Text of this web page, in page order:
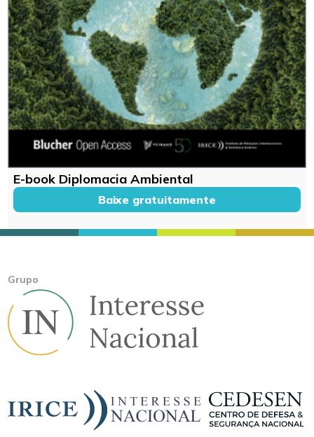
E-book Diplomacia Ambiental
Baixe gratuitamente
Grupo